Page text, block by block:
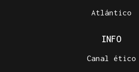
Atlántico
INFO
Canal ético